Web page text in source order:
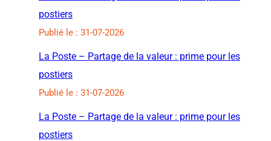
postiers
Publié le : 31-07-2026
La Poste – Partage de la valeur : prime pour les
postiers
Publié le : 31-07-2026
La Poste – Partage de la valeur : prime pour les
postiers